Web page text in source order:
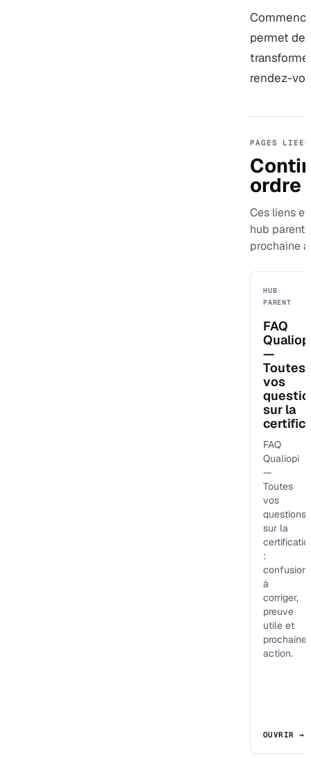
permet de
rendez-
PAGES LIEES
ordre
Ces liens
hub
prochaine
HUB
PARENT
FAQ
—
Toutes
vos
sur la
FAQ
Qualiopi
—
Toutes
vos
questions
sur la
:
confusion
à
corriger,
preuve
utile et
prochaine
action.
OUVRIR →